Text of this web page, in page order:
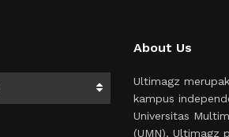
About Us
Ultimagz
kampus
Universitas
(UMN). Ultimagz